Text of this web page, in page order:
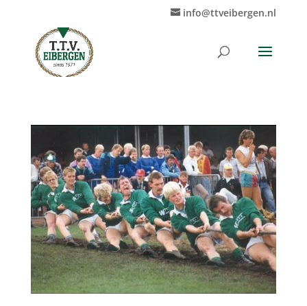
info@ttveibergen.nl